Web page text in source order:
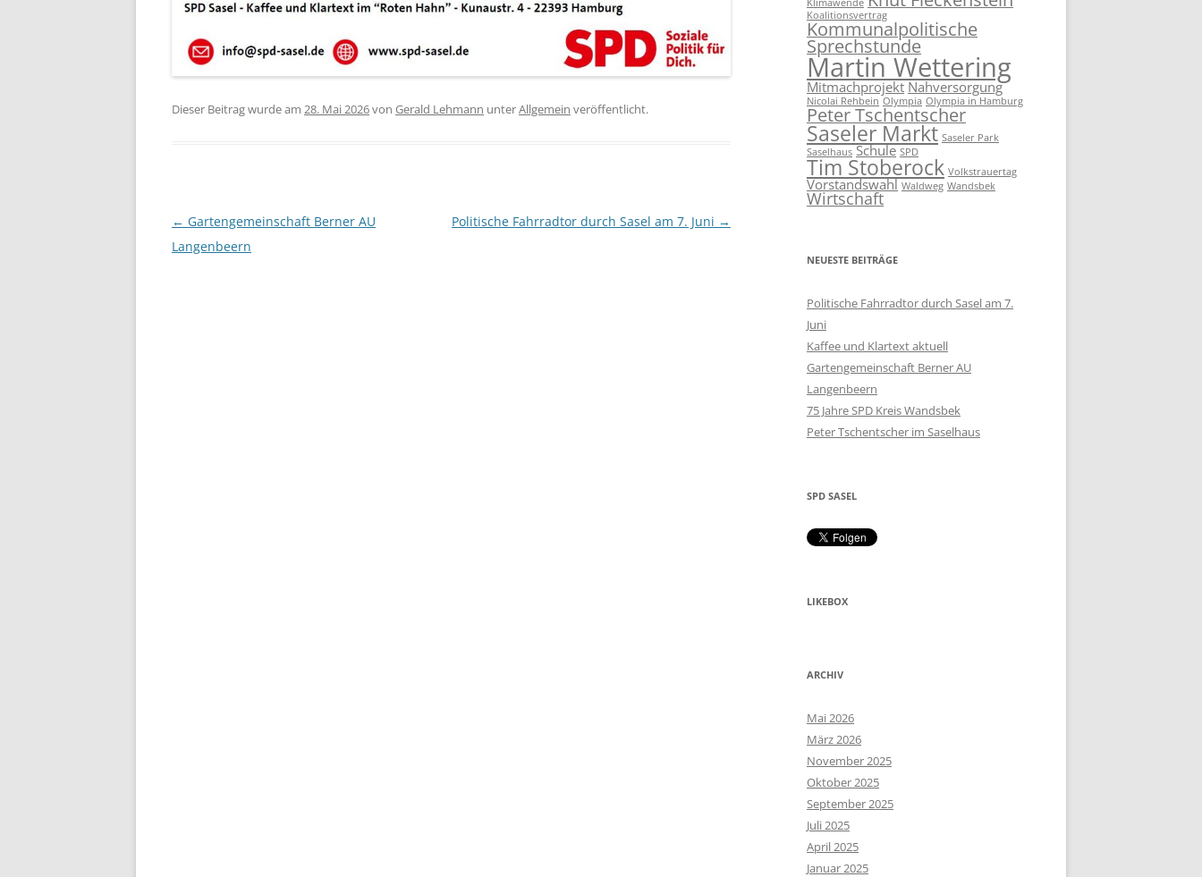
Dieser Beitrag wurde am 28. Mai 2026von Gerald Lehmann unterAllgemein veröffentlicht.
Beitragsnavigation
← Gartengemeinschaft Berner AU
Langenbeern
Politische Fahrradtor durch Sasel am 7. Juni →
Klimawende
Koalitionsvertrag
Kommunalpolitische
Sprechstunde
Martin Wettering
Mitmachprojekt Nahversorgung
Nicolai Rehbein Olympia Olympia in Hamburg
Peter Tschentscher
Saseler Markt Saseler Park
Saselhaus Schule SPD
Tim Stoberock Volkstrauertag
Vorstandswahl Waldweg Wandsbek
Wirtschaft
NEUESTE BEITRÄGE
Politische Fahrradtor durch Sasel am 7.
Juni
Kaffee und Klartext aktuell
Gartengemeinschaft Berner AU
Langenbeern
75 Jahre SPD Kreis Wandsbek
Peter Tschentscher im Saselhaus
SPD SASEL
LIKEBOX
ARCHIV
Mai 2026
März 2026
November 2025
Oktober 2025
September 2025
Juli 2025
April 2025
Januar 2025